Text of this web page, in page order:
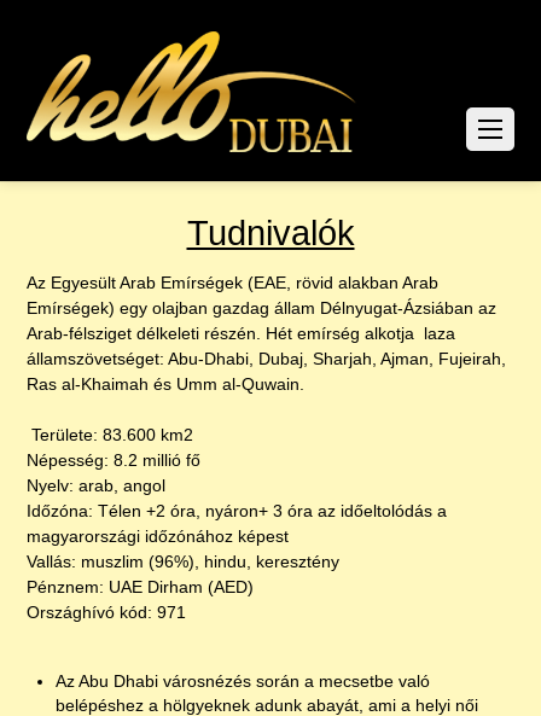
Tudnivalók
Az Egyesült Arab Emírségek (EAE, rövid alakban Arab
Emírségek) egy olajban gazdag állam Délnyugat-Ázsiában az
Arab-félsziget délkeleti részén. Hét emírség alkotja laza
államszövetséget: Abu-Dhabi, Dubaj, Sharjah, Ajman, Fujeirah,
Ras al-Khaimah és Umm al-Quwain.
Területe: 83.600 km2
Népesség: 8.2 millió fő
Nyelv: arab, angol
Időzóna: Télen +2 óra, nyáron+ 3 óra az időeltolódás a
magyarországi időzónához képest
Vallás: muszlim (96%), hindu, keresztény
Pénznem: UAE Dirham (AED)
Országhívó kód: 971
Az Abu Dhabi városnézés során a mecsetbe való
belépéshez a hölgyeknek adunk abayát, ami a helyi női